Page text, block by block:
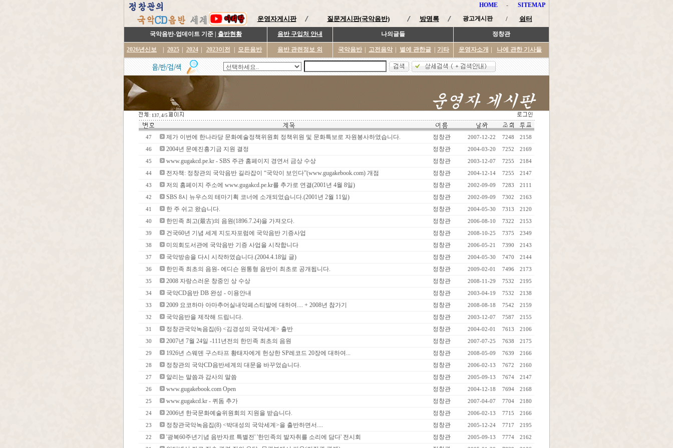
HOME - SITEMAP
운영자게시판 질문게시판(국악음반) 방명록 광고게시판 / 쉼터
국악음반-업데이트 기준 | 출반현황 음반 구입처 안내 나의글들 정창관
2026년신보 2025 2024 2023이전 모든음반 음반 관련정보 외 국악음반 고전음악 별에 관한글 기타 운영자소개 나에 관한 기사들
: 137, 4/5
47 제가 이번에 한나라당 문화예술정책위원회 정책위원 및 문화특보로 자원봉사하였습니다. 정창관 2007-12-22 7248 2158
46 2004년 문예진흥기금 지원 결정 정창관 2004-03-20 7252 2169
45 www.gugakcd.pe.kr - SBS 주관 홈페이지 경연서 금상 수상 정창관 2003-12-07 7255 2184
44 전자책: 정창관의 국악음반 길라잡이 “국악이 보인다”(www.gugakebook.com) 개점 정창관 2004-12-14 7255 2147
43 저의 홈페이지 주소에 www.gugakcd.pe.kr를 추가로 연결(2001년 4월 8일) 정창관 2002-09-09 7283 2111
42 SBS 8시 뉴우스의 테마기획 코너에 소개되었습니다.(2001년 2월 11일) 정창관 2002-09-09 7302 2163
41 한 주 쉬고 왔습니다. 정창관 2004-05-30 7313 2120
40 한민족 최고(最古)의 음원(1896.7.24)을 가져오다. 정창관 2006-08-10 7322 2153
39 건국60년 기념 세계 지도자포럼에 국악음반 기증사업 정창관 2008-10-25 7375 2349
38 미의회도서관에 국악음반 기증 사업을 시작합니다 정창관 2006-05-21 7390 2143
37 국악방송을 다시 시작하였습니다.(2004.4.18일 글) 정창관 2004-05-30 7470 2144
36 한민족 최초의 음원- 에디슨 원통형 음반이 최초로 공개됩니다. 정창관 2009-02-01 7496 2173
35 2008 자랑스러운 창중인 상 수상 정창관 2008-11-29 7532 2195
34 국악CD음반 DB 완성 - 이용안내 정창관 2003-04-19 7532 2138
33 2009 요코하마 아마추어실내악페스티발에 대하여.... + 2008년 참가기 정창관 2008-08-18 7542 2159
32 국악음반을 제작해 드립니다. 정창관 2003-12-07 7587 2155
31 정창관국악녹음집(6) <김경성의 국악세계> 출반 정창관 2004-02-01 7613 2106
30 2007년 7월 24일 -111년전의 한민족 최초의 음원 정창관 2007-07-25 7638 2175
29 1926년 스웨덴 구스타프 황태자에게 헌상한 SP레코드 20장에 대하여... 정창관 2008-05-09 7639 2166
28 정창관의 국악CD음반세계의 대문을 바꾸었습니다. 정창관 2006-02-13 7672 2160
27 알리는 말씀과 감사의 말씀 정창관 2005-09-13 7674 2147
26 www.gugakebook.com Open 정창관 2004-12-18 7694 2168
25 www.gugakcd.kr - 퀴돔 추가 정창관 2007-04-07 7704 2180
24 2006년 한국문화예술위원회의 지원을 받습니다. 정창관 2006-02-13 7715 2166
23 정창관국악녹음집(8) <박대성의 국악세계>을 출반하면서.... 정창관 2005-12-24 7717 2195
22 '광복60주년기념 음반자료 특별전' '한민족의 발자취를 소리에 담다' 전시회 정창관 2005-09-13 7774 2162